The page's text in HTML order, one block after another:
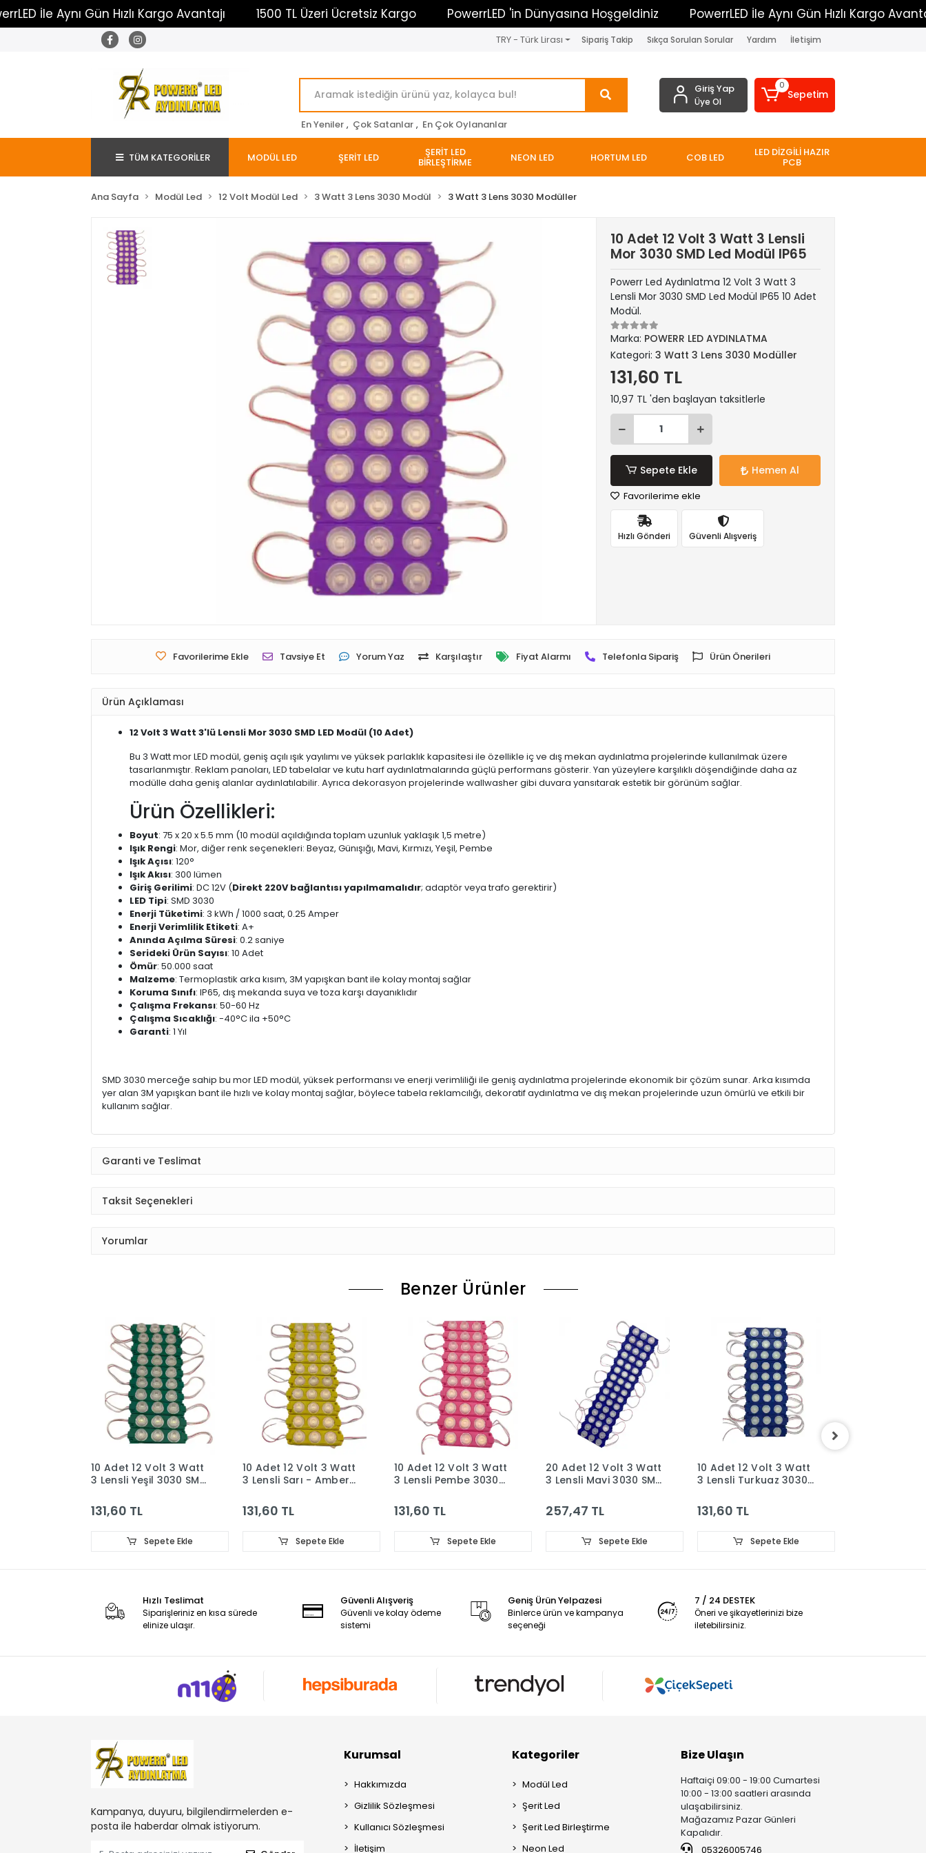
Aynı Gün Hızlı Kargo Avantajı 1500 TL Üzeri Ücretsiz Kargo PowerrLED 'in Dünyasına Hoşgeldiniz PowerrLED İle Aynı Gün Hızlı Kargo Avantajı
TRY - Türk Lirası Sipariş Takip Sıkça Sorulan Sorular Yardım İletişim
En Yeniler , Çok Satanlar , En Çok Oylananlar
Giriş Yap
Üye Ol
0
Sepetim
TÜM KATEGORİLER MODÜL LED ŞERİT LED ŞERİT LED
BİRLEŞTİRME NEON LED HORTUM LED COB LED LED DİZGİLİ HAZIR
PCB
Ana Sayfa Modül Led 12 Volt Modül Led 3 Watt 3 Lens 3030 Modül 3 Watt 3 Lens 3030 Modüller
10 Adet 12 Volt 3 Watt 3 Lensli
Mor 3030 SMD Led Modül IP65
Powerr Led Aydınlatma 12 Volt 3 Watt 3
Lensli Mor 3030 SMD Led Modül IP65 10 Adet
Modül.
Marka: POWERR LED AYDINLATMA
Kategori: 3 Watt 3 Lens 3030 Modüller
131,60 TL
10,97 TL 'den başlayan taksitlerle
Sepete Ekle Hemen Al
Favorilerime ekle
Hızlı Gönderi Güvenli Alışveriş
Favorilerime Ekle Tavsiye Et Yorum Yaz Karşılaştır Fiyat Alarmı Telefonla Sipariş Ürün Önerileri
Ürün Açıklaması
12 Volt 3 Watt 3'lü Lensli Mor 3030 SMD LED Modül (10 Adet)
Bu 3 Watt mor LED modül, geniş açılı ışık yayılımı ve yüksek parlaklık kapasitesi ile özellikle iç ve dış mekan aydınlatma projelerinde kullanılmak üzere
tasarlanmıştır. Reklam panoları, LED tabelalar ve kutu harf aydınlatmalarında güçlü performans gösterir. Yan yüzeylere karşılıklı döşendiğinde daha az
modülle daha geniş alanlar aydınlatılabilir. Ayrıca dekorasyon projelerinde wallwasher gibi duvara yansıtarak estetik bir görünüm sağlar.
Ürün Özellikleri:
Boyut: 75 x 20 x 5.5 mm (10 modül açıldığında toplam uzunluk yaklaşık 1,5 metre)
Işık Rengi: Mor, diğer renk seçenekleri: Beyaz, Günışığı, Mavi, Kırmızı, Yeşil, Pembe
Işık Açısı: 120°
Işık Akısı: 300 lümen
Giriş Gerilimi: DC 12V (Direkt 220V bağlantısı yapılmamalıdır; adaptör veya trafo gerektirir)
LED Tipi: SMD 3030
Enerji Tüketimi: 3 kWh / 1000 saat, 0.25 Amper
Enerji Verimlilik Etiketi: A+
Anında Açılma Süresi: 0.2 saniye
Serideki Ürün Sayısı: 10 Adet
Ömür: 50.000 saat
Malzeme: Termoplastik arka kısım, 3M yapışkan bant ile kolay montaj sağlar
Koruma Sınıfı: IP65, dış mekanda suya ve toza karşı dayanıklıdır
Çalışma Frekansı: 50-60 Hz
Çalışma Sıcaklığı: -40°C ila +50°C
Garanti: 1 Yıl
SMD 3030 merceğe sahip bu mor LED modül, yüksek performansı ve enerji verimliliği ile geniş aydınlatma projelerinde ekonomik bir çözüm sunar. Arka kısımda
yer alan 3M yapışkan bant ile hızlı ve kolay montaj sağlar, böylece tabela reklamcılığı, dekoratif aydınlatma ve dış mekan projelerinde uzun ömürlü ve etkili bir
kullanım sağlar.
Garanti ve Teslimat
Taksit Seçenekleri
Yorumlar
Benzer Ürünler
10 Adet 12 Volt 3 Watt
3 Lensli Yeşil 3030 SMD
131,60 TL
Sepete Ekle
10 Adet 12 Volt 3 Watt
3 Lensli Sarı - Amber
IP65
131,60 TL
Sepete Ekle
10 Adet 12 Volt 3 Watt
3 Lensli Pembe 3030
131,60 TL
Sepete Ekle
20 Adet 12 Volt 3 Watt
3 Lensli Mavi 3030 SMD
257,47 TL
Sepete Ekle
10 Adet 12 Volt 3 Watt
3 Lensli Turkuaz 3030
131,60 TL
Sepete Ekle
Hızlı Teslimat
Siparişleriniz en kısa sürede
elinize ulaşır.
Güvenli Alışveriş
Güvenli ve kolay ödeme
sistemi
Geniş Ürün Yelpazesi
Binlerce ürün ve kampanya
seçeneği
7 / 24 DESTEK
Öneri ve şikayetlerinizi bize
iletebilirsiniz.
Kampanya, duyuru, bilgilendirmelerden e-
posta ile haberdar olmak istiyorum.
Kurumsal
Hakkımızda
Gizlilik Sözleşmesi
Kullanıcı Sözleşmesi
İletişim
Kategoriler
Modül Led
Şerit Led
Şerit Led Birleştirme
Neon Led
Bize Ulaşın
Haftaiçi 09:00 - 19:00 Cumartesi
10:00 - 13:00 saatleri arasında
ulaşabilirsiniz.
Mağazamız Pazar Günleri
Kapalıdır.
05326005746